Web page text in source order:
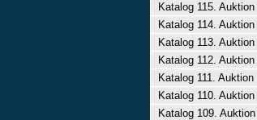
Katalog 115. Auktion
Katalog 114. Auktion
Katalog 113. Auktion
Katalog 112. Auktion
Katalog 111. Auktion
Katalog 110. Auktion
Katalog 109. Auktion